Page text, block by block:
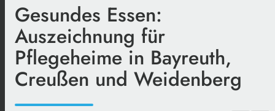
Gesundes Essen:
Auszeichnung für
Pflegeheime in Bayreuth,
Creußen und Weidenberg